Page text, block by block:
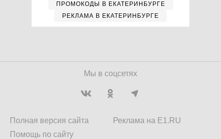
ПРОМОКОДЫ В ЕКАТЕРИНБУРГЕ
РЕКЛАМА В ЕКАТЕРИНБУРГЕ
Мы в соцсетях
Полная версия сайта
Помощь по сайту
Реклама на E1.RU